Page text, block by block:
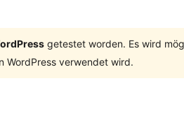
getestet worden. Es wird
WordPress verwendet wird.